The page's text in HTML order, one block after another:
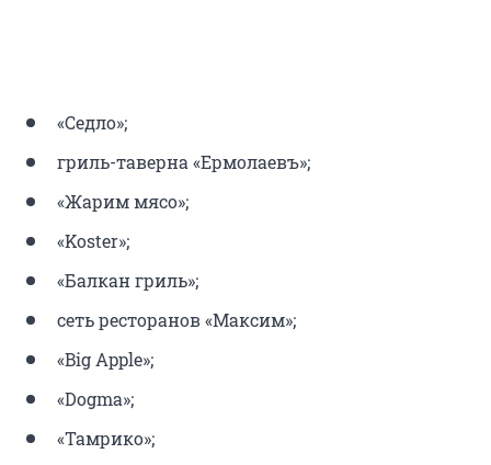
«Седло»;
гриль-таверна «Ермолаевъ»;
«Жарим мясо»;
«Koster»;
«Балкан гриль»;
сеть ресторанов «Максим»;
«Big Apple»;
«Dogma»;
«Тамрико»;